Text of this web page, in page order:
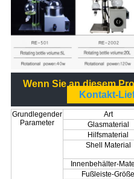
Wenn Sie an diesem
Kontakt-
Grundlegender
Parameter
Art
Glasmaterial
Hilfsmaterial
Shell Material
Innenbehälter-
Fußleiste-Größe